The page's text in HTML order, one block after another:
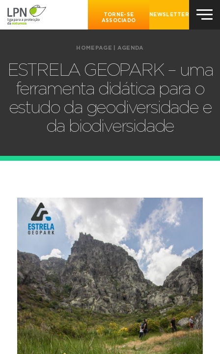
TORNE-SE
ASSOCIADO
NEWSLETTER
HOMEPAGE AGENDA
ESTRELA GEOPARK – uma
ferramenta didática para o
estudo da geodiversidade e
da biodiversidade